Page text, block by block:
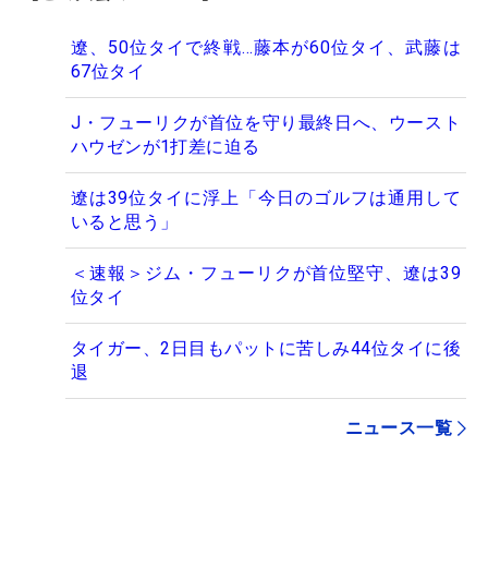
遼、50位タイで終戦…藤本が60位タイ、武藤は
67位タイ
J・フューリクが首位を守り最終日へ、ウースト
ハウゼンが1打差に迫る
遼は39位タイに浮上「今日のゴルフは通用して
いると思う」
＜速報＞ジム・フューリクが首位堅守、遼は39
位タイ
タイガー、2日目もパットに苦しみ44位タイに後
退
ニュース一覧